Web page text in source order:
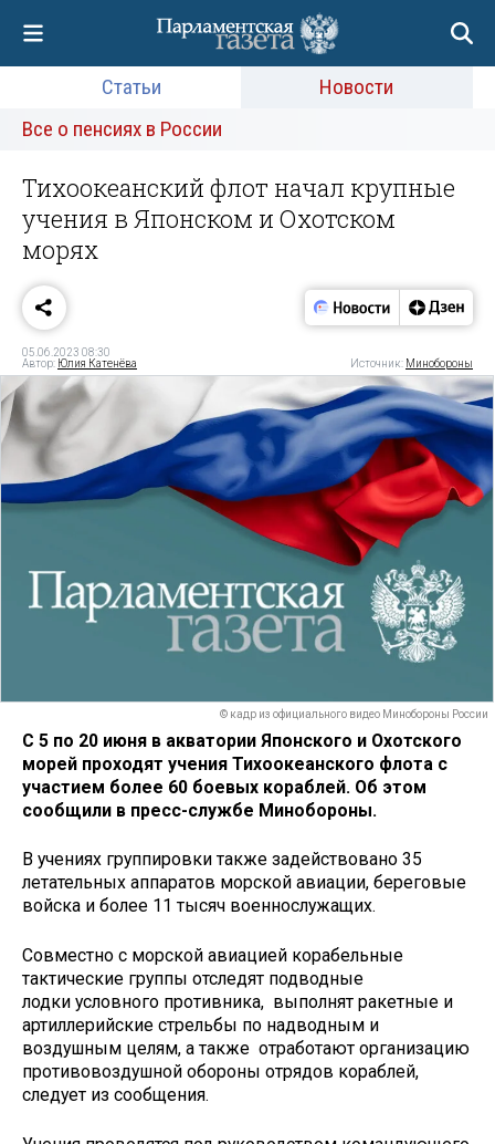
Статьи
Новости
Все о пенсиях в России
Тихоокеанский флот начал крупные
учения в Японском и Охотском
морях
05.06.2023 08:30
Автор: Юлия Катенёва Источник: Минобороны
© кадр из официального видео Минобороны России
С 5 по 20 июня в акватории Японского и Охотского
морей проходят учения Тихоокеанского флота с
участием более 60 боевых кораблей. Об этом
сообщили в пресс-службе Минобороны.
В учениях группировки также задействовано 35
летательных аппаратов морской авиации, береговые
войска и более 11 тысяч военнослужащих.
Совместно с морской авиацией корабельные
тактические группы отследят подводные
лодки условного противника, выполнят ракетные и
артиллерийские стрельбы по надводным и
воздушным целям, а также отработают организацию
противовоздушной обороны отрядов кораблей,
следует из сообщения.